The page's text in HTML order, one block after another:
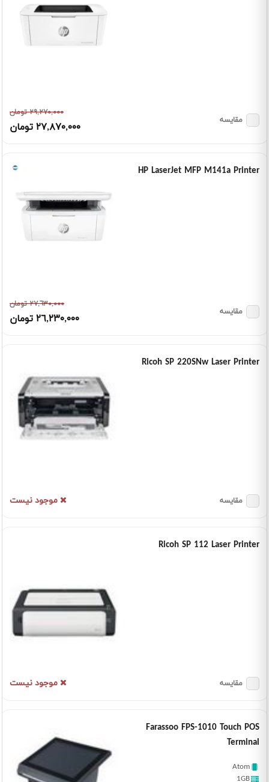
٢٩,٢٧٠,٠٠٠ تومان
٢٧,٨٧٠,٠٠٠ تومان
مقایسه
HP LaserJet MFP M141a Printer
٢٧,٦٣٠,٠٠٠ تومان
٢٦,٢٣٠,٠٠٠ تومان
مقایسه
Ricoh SP 220SNw Laser Printer
موجود نیست مقایسه
Ricoh SP 112 Laser Printer
موجود نیست مقایسه
Farassoo FPS-1010 Touch POS
Terminal
Atom
1GB